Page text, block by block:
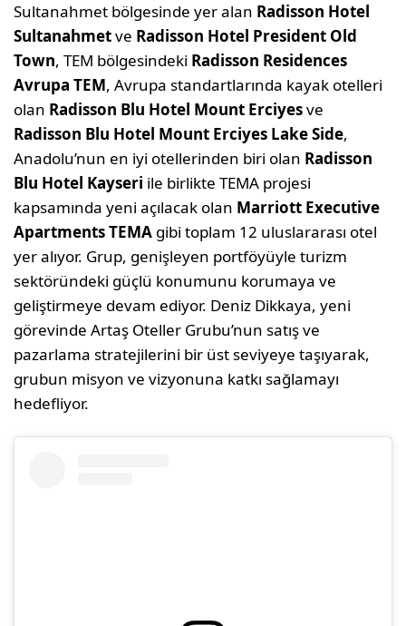
Sultanahmet bölgesinde yer alan Radisson Hotel
Sultanahmetve Radisson Hotel President Old
Town, TEM bölgesindeki Radisson Residences
Avrupa TEM, Avrupa standartlarında kayak otelleri
olan Radisson Blu Hotel Mount Erciyesve
Radisson Blu Hotel Mount Erciyes Lake Side,
Anadolu’nun en iyi otellerinden biri olan Radisson
Blu Hotel Kayseri ile birlikte TEMA projesi
kapsamında yeni açılacak olan Marriott Executive
Apartments TEMA gibi toplam 12 uluslararası otel
yer alıyor. Grup, genişleyen portföyüyle turizm
sektöründeki güçlü konumunu korumaya ve
geliştirmeye devam ediyor. Deniz Dikkaya, yeni
görevinde Artaş Oteller Grubu’nun satış ve
pazarlama stratejilerini bir üst seviyeye taşıyarak,
grubun misyon ve vizyonuna katkı sağlamayı
hedefliyor.